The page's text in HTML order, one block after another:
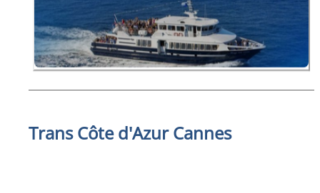
Trans Côte d'Azur Cannes